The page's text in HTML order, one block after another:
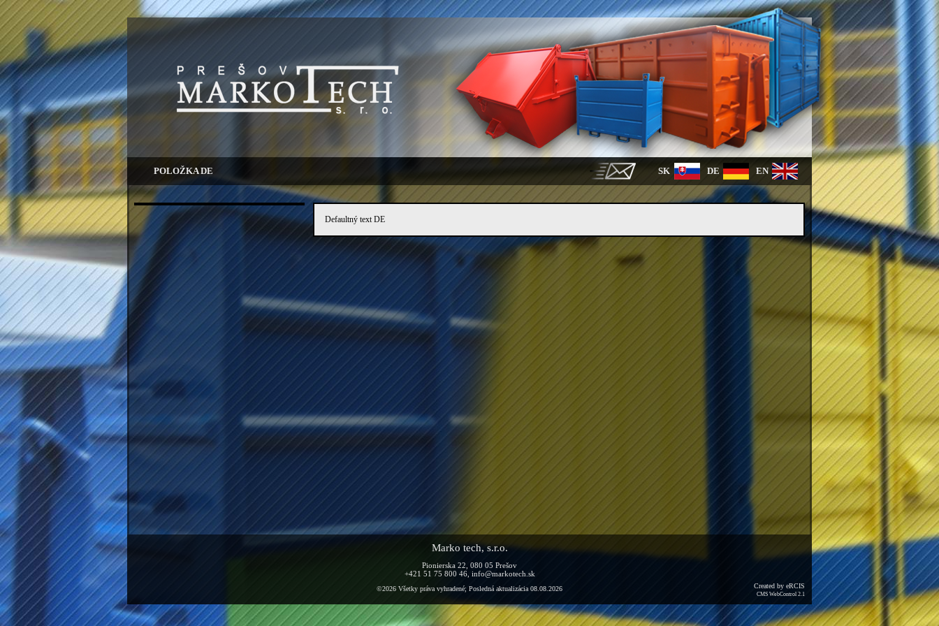
POLOŽKA DE SK DE EN
Defaultný text DE
Marko tech, s.r.o.
Pionierska 22, 080 05 Prešov
+421 51 75 800 46, info@markotech.sk
©2026 Všetky práva vyhradené; Posledná aktualizácia 08.08.2026 Created by eRCIS
CMS WebControl 2.1